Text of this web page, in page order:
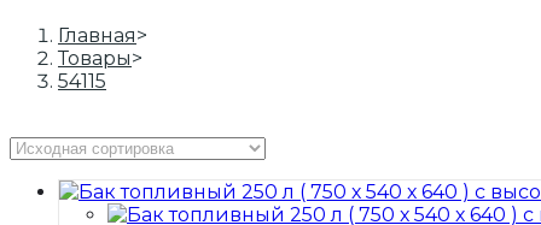
Главная>
Товары>
54115